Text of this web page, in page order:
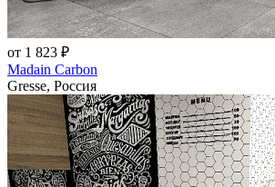
от 1 823 ₽
Madain Carbon
Gresse, Россия